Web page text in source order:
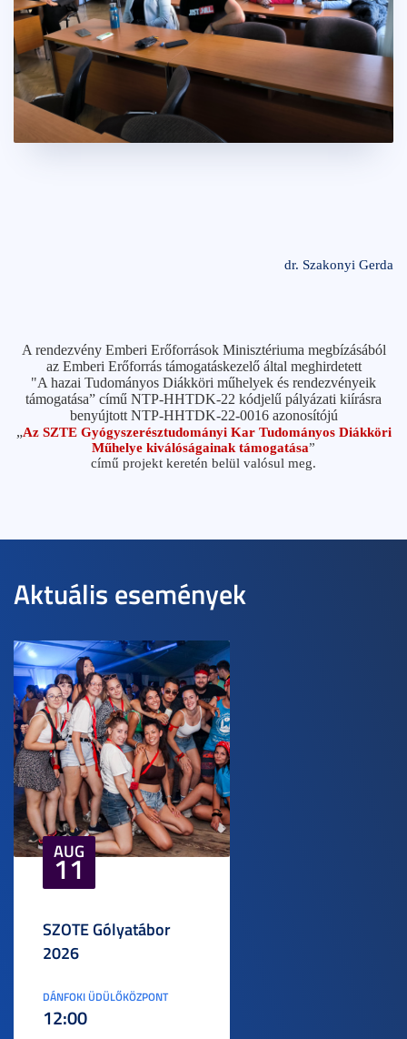
dr. Szakonyi Gerda
A rendezvény Emberi Erőforrások Minisztériuma megbízásából
az Emberi Erőforrás támogatáskezelő által meghirdetett
"A hazai Tudományos Diákköri műhelyek és rendezvényeik
támogatása” című NTP-HHTDK-22 kódjelű pályázati kiírásra
benyújtott NTP-HHTDK-22-0016 azonosítójú
„Az SZTE Gyógyszerésztudományi Kar Tudományos Diákköri
Műhelye kiválóságainak támogatása”
című projekt keretén belül valósul meg.
Aktuális események
AUG
11
SZOTE Gólyatábor
2026
DÁNFOKI ÜDÜLŐKÖZPONT
12:00